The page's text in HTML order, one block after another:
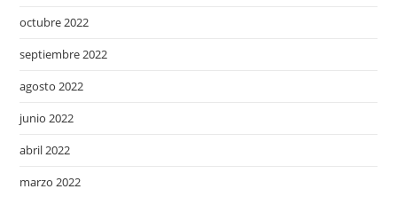
octubre 2022
septiembre 2022
agosto 2022
junio 2022
abril 2022
marzo 2022